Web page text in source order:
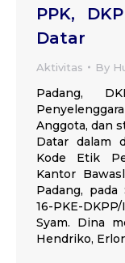
PPK,
Datar
Aktivitas By
Padang,
Anggota, dan
Datar dalam
Kode Etik
Kantor
Padang,
16-PKE-
Syam. Dina
Hendriko,